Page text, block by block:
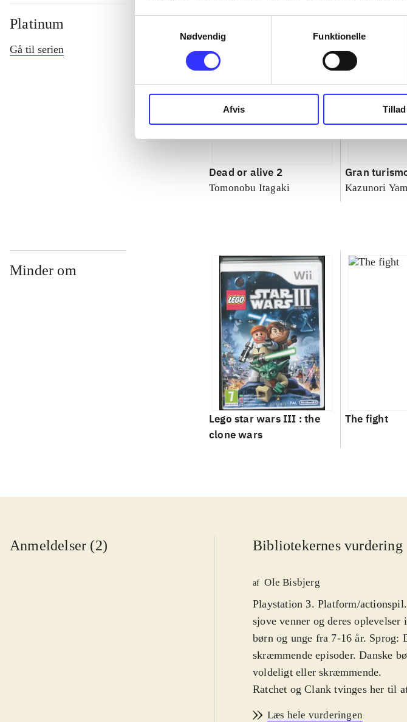
Nødvendig
Funktionelle
Afvis
Platinum
Gå til serien
Dead or alive 2
Tomonobu Itagaki
Gran
Kazunori
Minder om
Lego star wars III : the
clone wars
The fight
Anmeldelser (2) Bibliotekernes vurdering
af Ole Bisbjerg
Playstation 3. Platform/
sjove venner og deres
børn og unge fra 7-16 år. Sprog:
skræmmende episoder. Danske
voldeligt eller skræmmende.
Ratchet og Clank tvinges her til
Læs hele vurderingen